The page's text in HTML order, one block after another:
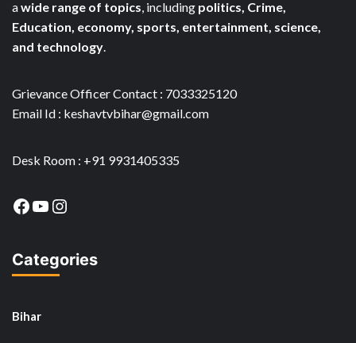
awide range of topics, including politics, Crime,
Education, economy, sports, entertainment, science,
and technology.
Grievance Officer Contact : 7033325120
Email Id : keshavtvbihar@gmail.com
Desk Room : +91 9931405335
Facebook
YouTube
Instagram
Categories
Bihar